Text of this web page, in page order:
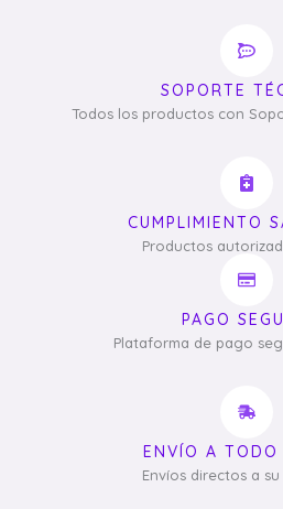
SOPORTE
Todos los productos con
CUMPLIMIENTO
Productos
PAGO
Plataforma de pago
ENVÍO A TODO
Envíos directos a